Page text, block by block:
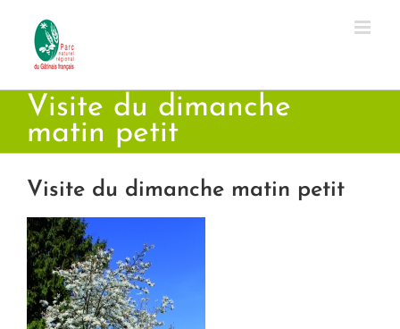
contenu
Visite du dimanche
matin petit
Visite du dimanche matin petit